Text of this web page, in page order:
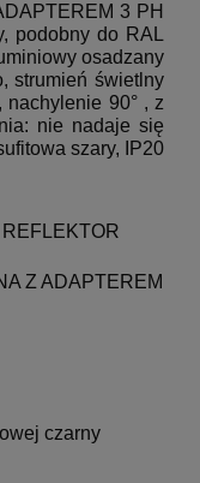
3 PH
podobny do RAL
osadzany
strumień świetlny
nachylenie 90° , z
nie nadaje się
szary, IP20
Z ADAPTEREM
czarny